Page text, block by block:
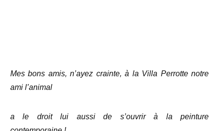
Mes bons amis, n’ayez crainte, à la Villa Perrotte notre
ami l’animal
a le droit lui aussi de s’ouvrir à la peinture